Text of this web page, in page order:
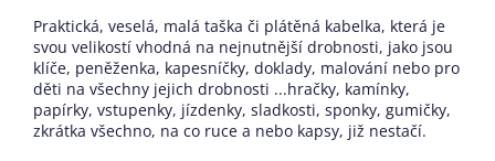
Praktická, veselá, malá taška či plátěná kabelka, která je
svou velikostí vhodná na nejnutnější drobnosti, jako jsou
klíče, peněženka, kapesníčky, doklady, malování nebo pro
děti na všechny jejich drobnosti ...hračky, kamínky,
papírky, vstupenky, jízdenky, sladkosti, sponky, gumičky,
zkrátka všechno, na co ruce a nebo kapsy, již nestačí.